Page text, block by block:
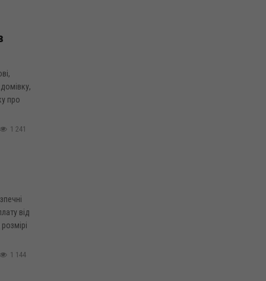
про
1 241
від
1 144